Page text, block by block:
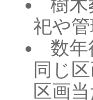
樹
祀や
数
同じ
区画